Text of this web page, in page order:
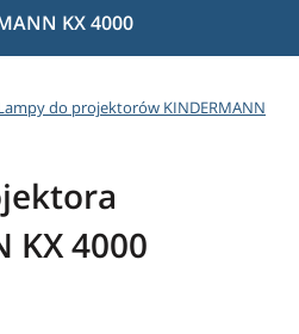
KX 4000
do projektorów KINDERMANN
KX 4000